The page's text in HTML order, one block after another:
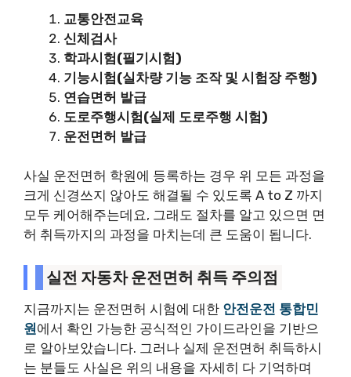
교통안전교육
신체검사
학과시험(필기시험)
기능시험(실차량 기능 조작 및 시험장 주행)
연습면허 발급
도로주행시험(실제 도로주행 시험)
운전면허 발급
사실 운전면허 학원에 등록하는 경우 위 모든 과정을
크게 신경쓰지 않아도 해결될 수 있도록 A to Z 까지
모두 케어해주는데요, 그래도 절차를 알고 있으면 면
허 취득까지의 과정을 마치는데 큰 도움이 됩니다.
실전 자동차 운전면허 취득 주의점
지금까지는 운전면허 시험에 대한 안전운전 통합민
원에서 확인 가능한 공식적인 가이드라인을 기반으
로 알아보았습니다. 그러나 실제 운전면허 취득하시
는 분들도 사실은 위의 내용을 자세히 다 기억하며